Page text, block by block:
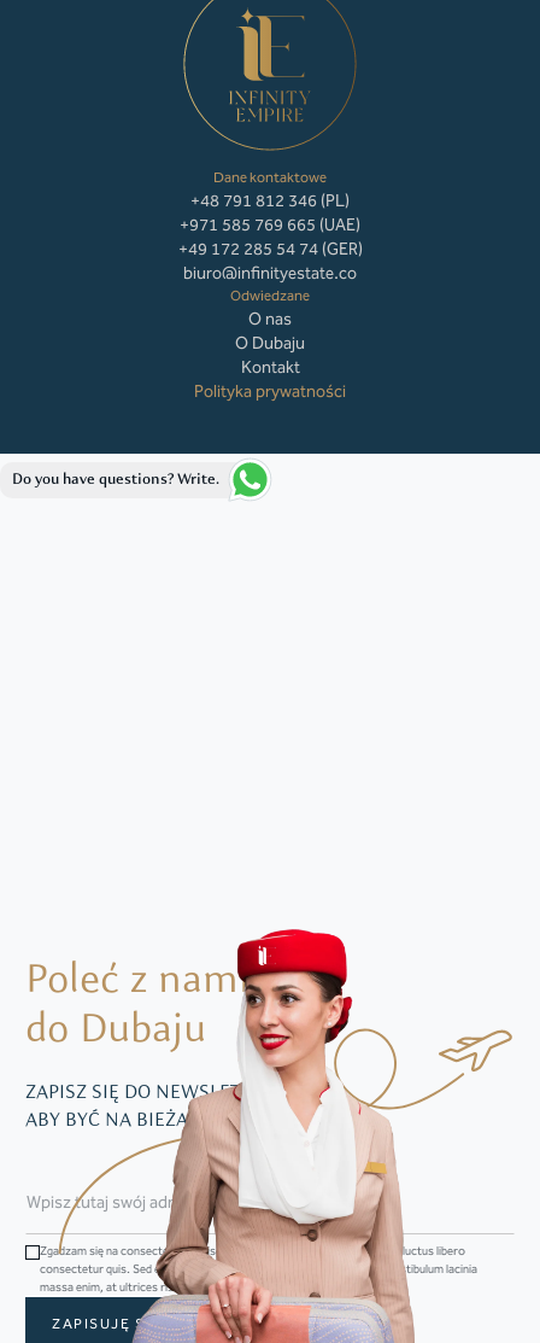
Dane kontaktowe
+48 791 812 346 (PL)
+971 585 769 665 (UAE)
+49 172 285 54 74 (GER)
biuro@infinityestate.co
Odwiedzane
O nas
O Dubaju
Kontakt
Polityka prywatności
Do you have questions? Write.
Poleć z nami
do Dubaju
ZAPISZ SIĘ DO NEWSLETTERA,
ABY BYĆ NA BIEŻĄCO Z NASZĄ OFERTĄ
Zgadzam się na consectetur adipiscing elit. Sed convallis dapibus mi, ac luctus libero
consectetur quis. Sed et mi dictum, vestibulum augue ut, feugiat dui. Vestibulum lacinia
massa enim, at ultrices risus imperdiet venenatis.